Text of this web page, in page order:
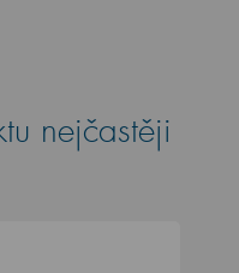
nejčastěji